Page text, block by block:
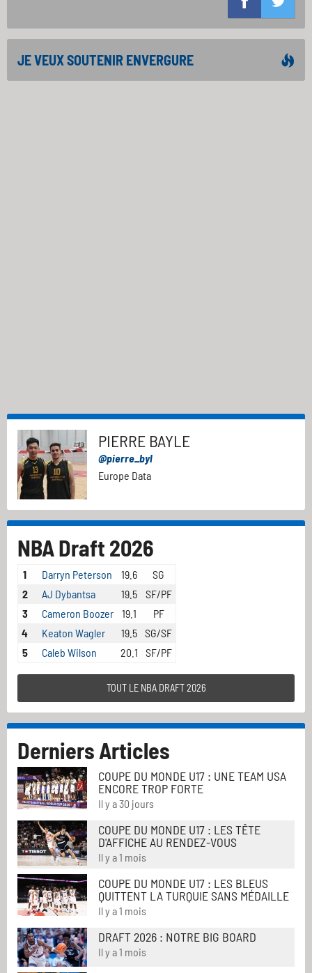
JE VEUX SOUTENIR ENVERGURE
PIERRE BAYLE
@pierre_byl
Europe Data
NBA Draft 2026
1 Darryn Peterson 19.6
SG
2
AJ Dybantsa 19.5
SF/PF
3
Cameron Boozer 19.1
PF
4
Keaton Wagler 19.5 SG/SF
5
Caleb Wilson 20.1 SF/PF
TOUT LE NBA DRAFT 2026
Derniers Articles
COUPE DU MONDE U17 : UNE TEAM USA
ENCORE TROP FORTE
Il y a 30 jours
COUPE DU MONDE U17 : LES TÊTE
D'AFFICHE AU RENDEZ-VOUS
Il y a 1 mois
COUPE DU MONDE U17 : LES BLEUS
QUITTENT LA TURQUIE SANS MÉDAILLE
Il y a 1 mois
DRAFT 2026 : NOTRE BIG BOARD
Il y a 1 mois